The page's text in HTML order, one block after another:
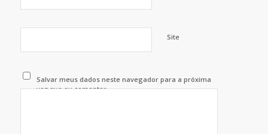
Site
Salvar meus dados neste navegador para a próxima
vez que eu comentar.